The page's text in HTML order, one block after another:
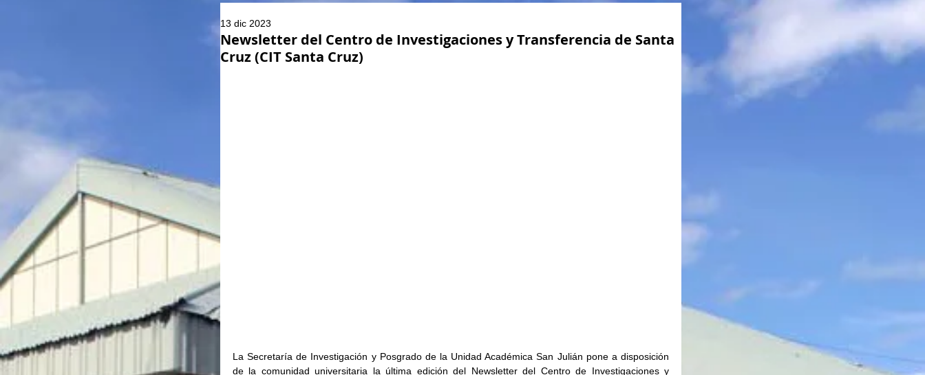
Newsletter del Centro de Investigaciones y Transferencia de Santa
Cruz (CIT Santa Cruz)
13 dic 2023
La Secretaría de Investigación y Posgrado de la Unidad Académica San Julián pone a disposición
de la comunidad universitaria la última edición del Newsletter del Centro de Investigaciones y